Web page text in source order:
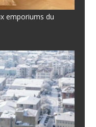
emporiums du